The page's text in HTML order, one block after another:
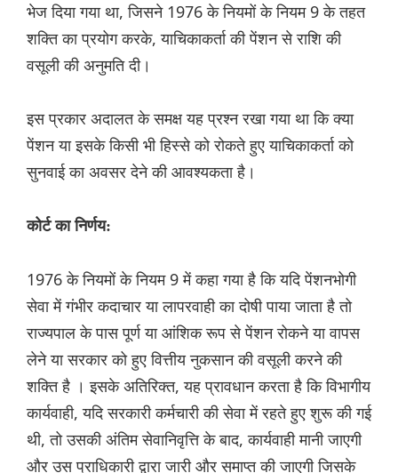
भेज दिया गया था, जिसने 1976 के नियमों के नियम 9 के तहत
शक्ति का प्रयोग करके, याचिकाकर्ता की पेंशन से राशि की
वसूली की अनुमति दी।
इस प्रकार अदालत के समक्ष यह प्रश्न रखा गया था कि क्या
पेंशन या इसके किसी भी हिस्से को रोकते हुए याचिकाकर्ता को
सुनवाई का अवसर देने की आवश्यकता है।
कोर्ट का निर्णय:
1976 के नियमों के नियम 9 में कहा गया है कि यदि पेंशनभोगी
सेवा में गंभीर कदाचार या लापरवाही का दोषी पाया जाता है तो
राज्यपाल के पास पूर्ण या आंशिक रूप से पेंशन रोकने या वापस
लेने या सरकार को हुए वित्तीय नुकसान की वसूली करने की
शक्ति है । इसके अतिरिक्त, यह प्रावधान करता है कि विभागीय
कार्यवाही, यदि सरकारी कर्मचारी की सेवा में रहते हुए शुरू की गई
थी, तो उसकी अंतिम सेवानिवृत्ति के बाद, कार्यवाही मानी जाएगी
और उस प्राधिकारी द्वारा जारी और समाप्त की जाएगी जिसके